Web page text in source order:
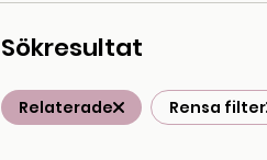
Sökresultat
Relaterade Rensa filter